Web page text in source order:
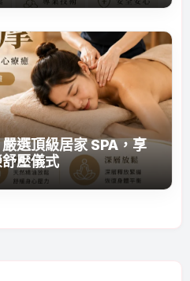
選頂級居家 SPA，享
壓儀式